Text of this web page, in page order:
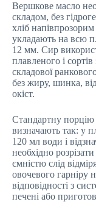
Вершкове масло
складом, без
хліб
укладають на всю
12 мм. Сир
плавленого і
складової
без жиру, шинка,
окіст.
Стандартну порцію
визначають так: у
120 мл води і
необхідно
ємністю слід
овочевого гарніру
відповідності з
печені або